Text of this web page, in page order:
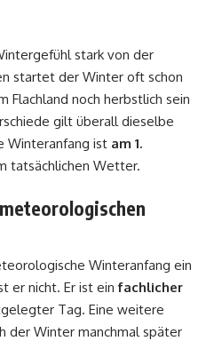
stark von der
startet der Winter oft schon
Flachland noch herbstlich sein
gilt überall dieselbe
Winteranfang ist am 1.
tatsächlichen Wetter.
Winteranfang ein
er nicht. Er ist einfachlicher
Tag. Eine weitere
der Winter manchmal später